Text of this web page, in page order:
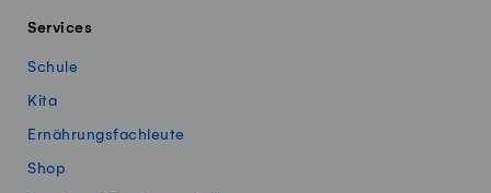
Services
Schule
Kita
Ernährungsfachleute
Shop